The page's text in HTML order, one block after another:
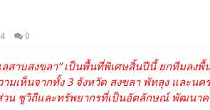
0
ลสาบสงขลา” เป็นพื้นที่พิเศษสิ้นปีนี้ ยกทีมลงพื้
มเห็นจากทั้ง 3 จังหวัด สงขลา พัทลุง และน
วน ชูวิถีและทรัพยากรที่เป็นอัตลักษณ์ พัฒนา